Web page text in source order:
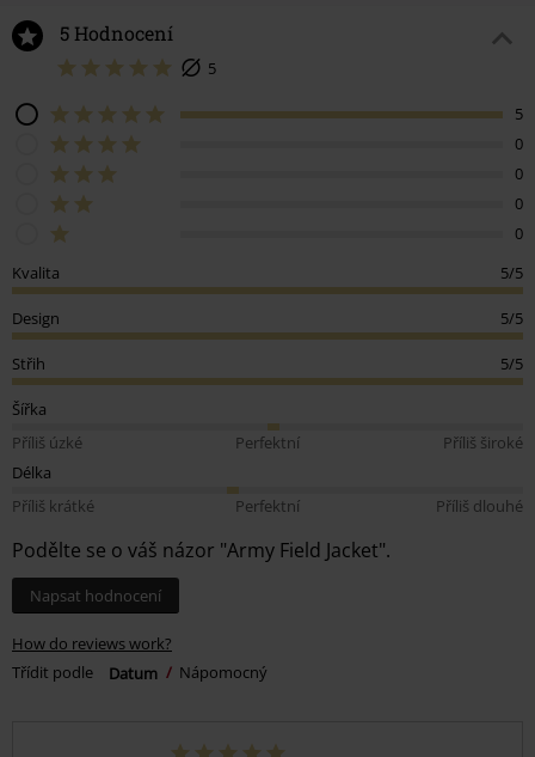
5 Hodnocení
5
5
0
0
0
0
Kvalita
5/5
Design 5/5
Střih 5/5
Šířka
Příliš úzké
Perfektní
Příliš široké
Délka
Příliš krátké
Perfektní Příliš dlouhé
Podělte se o váš názor "Army Field Jacket".
Napsat hodnocení
How do reviews work?
Třídit podle
Datum Nápomocný